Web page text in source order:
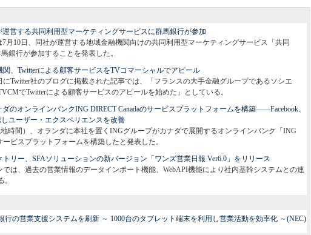
運営する共同利用型マーケティングサービスに群馬銀行が参加
7月10日、同社が運営する地域金融機関向けの共同利用型マーケティングサービス「共同
銀行が参加することを発表した。
関、Twitterによる顧客サービスをTVコマーシャルでアピール
にTwitter社のブログに掲載された記事では、「フランスの大手金融グループであるソシエ
でTwitterによる顧客サービスのアピールを始めた」としている。
のオンラインバンクING DIRECT Canadaのサービスプラットフォームを構築――Facebook、
しユーザー・エクスペリエンスを改善
時間）、オランダに本社を置くINGグループがカナダで展開するオンラインバンク「ING
ービスプラットフォームを構築したと発表した。
トリー、SFAソリューションの新バージョン「ワンズ営業日報 Ver6.0」をリリース
では、過去の営業情報のデータインポート機能、WebAPI機能により社内基幹システムとの連
行の営業支援システムを刷新 ～ 1000台のタブレット端末を利用し営業活動を効率化 ～(NEC)